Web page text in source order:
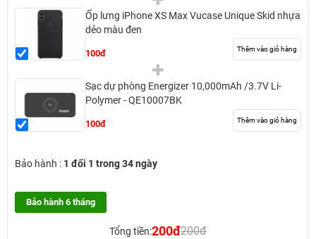
Ốp lưng iPhone XS Max Vucase Unique Skid nhựa
dẻo màu đen
100đ Thêm vào giỏ hàng
Sạc dự phòng Energizer 10,000mAh /3.7V Li-
Polymer - QE10007BK
100đ Thêm vào giỏ hàng
Bảo hành : 1 đổi 1 trong 34 ngày
Bảo hành 6 tháng
Tổng tiền:200đ200đ